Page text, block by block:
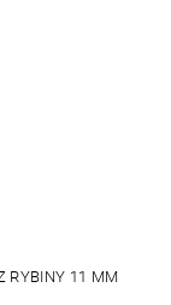
RYBINY 11 MM